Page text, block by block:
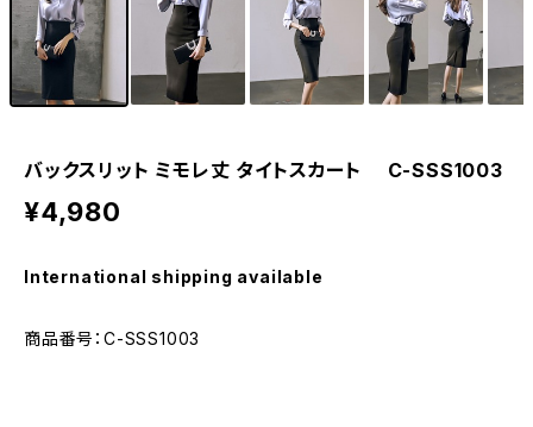
バックスリット ミモレ丈 タイトスカート C-SSS1003
¥4,980
International shipping available
商品番号：C-SSS1003